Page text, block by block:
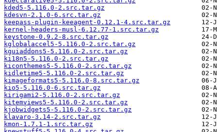
kded5-5.116.0-2.src.tar.gz
kdesvn-2.1.0-6.src.tar.gz
keepass-plugin-keeagent-0.12.1-4.src.tar.gz
kernel-headers-musl-6.12.77-1.src.tar.gz
keystone-0.9.2-8.src.tar.gz
kglobalaccel5-5.116.0-2.src.tar.gz
kguiaddons5-5.116.0-2.src.tar.gz
ki18n5-5.116.0-2.src.tar.gz
kiconthemes5-5.116.0-2.src.tar.gz
kidletime5-5.116.0-2.src.tar.gz
kimageformats5-5.116.0-8.src.tar.gz
kio5-5.116.0-6.src.tar.gz
kirigami2-5.116.0-2.src.tar.gz
kitemviews5-5.116.0-2.src.tar.gz
kjobwidgets5-5.116.0-2.src.tar.gz
klavaro-3.14-2.src.tar.gz
kmon-1.7.1-1.src.tar.gz